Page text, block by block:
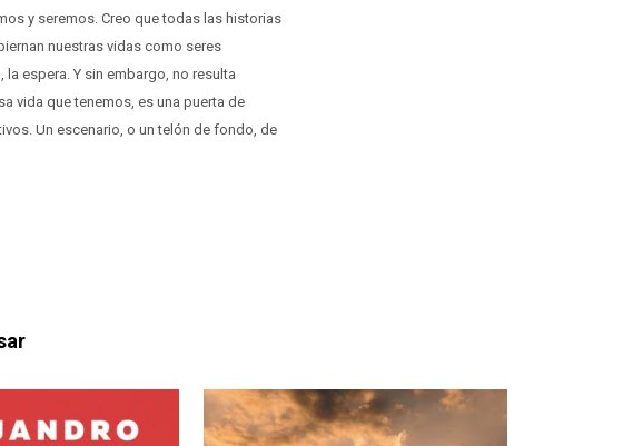
y seremos. Creo que todas las historias
nuestras vidas como seres
la espera. Y sin embargo, no resulta
vida que tenemos, es una puerta de
Un escenario, o un telón de fondo, de